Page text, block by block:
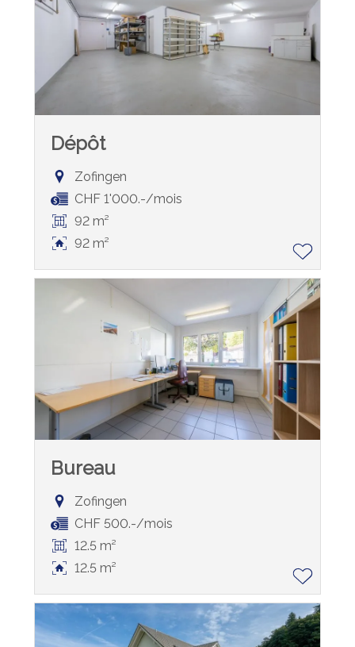
Dépôt
Zofingen
CHF 1'000.-/mois
92 m²
92 m²
Bureau
Zofingen
CHF 500.-/mois
12.5 m²
12.5 m²